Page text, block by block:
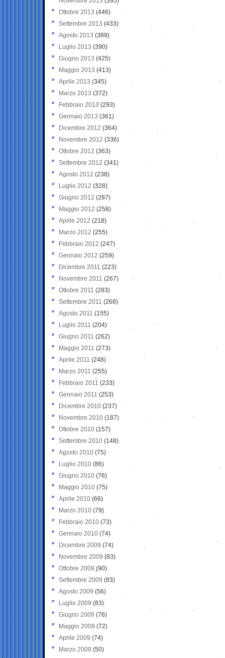
Ottobre 2013 (446)
Settembre 2013 (433)
Agosto 2013 (389)
Luglio 2013 (390)
Giugno 2013 (425)
Maggio 2013 (413)
Aprile 2013 (345)
Marzo 2013 (372)
Febbraio 2013 (293)
Gennaio 2013 (361)
Dicembre 2012 (364)
Novembre 2012 (336)
Ottobre 2012 (363)
Settembre 2012 (341)
Agosto 2012 (238)
Luglio 2012 (328)
Giugno 2012 (287)
Maggio 2012 (258)
Aprile 2012 (218)
Marzo 2012 (255)
Febbraio 2012 (247)
Gennaio 2012 (259)
Dicembre 2011 (223)
Novembre 2011 (267)
Ottobre 2011 (283)
Settembre 2011 (268)
Agosto 2011 (155)
Luglio 2011 (204)
Giugno 2011 (262)
Maggio 2011 (273)
Aprile 2011 (248)
Marzo 2011 (255)
Febbraio 2011 (233)
Gennaio 2011 (253)
Dicembre 2010 (237)
Novembre 2010 (187)
Ottobre 2010 (157)
Settembre 2010 (148)
Agosto 2010 (75)
Luglio 2010 (86)
Giugno 2010 (76)
Maggio 2010 (75)
Aprile 2010 (66)
Marzo 2010 (79)
Febbraio 2010 (73)
Gennaio 2010 (74)
Dicembre 2009 (74)
Novembre 2009 (83)
Ottobre 2009 (90)
Settembre 2009 (83)
Agosto 2009 (56)
Luglio 2009 (83)
Giugno 2009 (76)
Maggio 2009 (72)
Aprile 2009 (74)
Marzo 2009 (50)